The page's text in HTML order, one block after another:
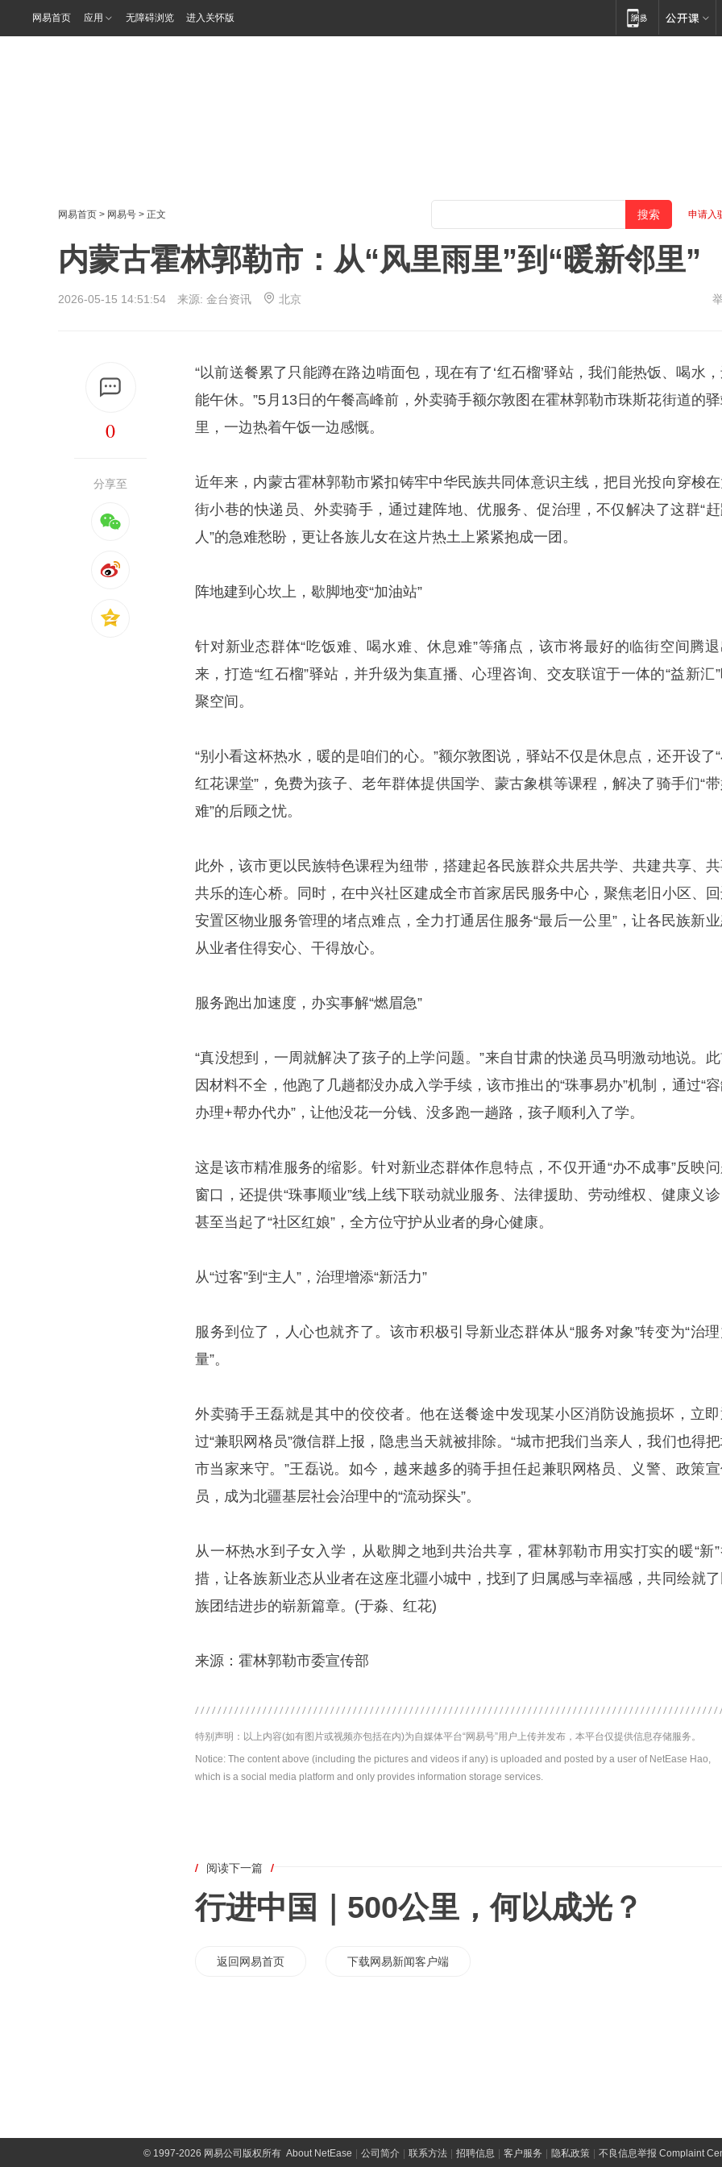
网易首页 应用 无障碍浏览 进入关怀版
网易首页 > 网易号 > 正文 申请入
内蒙古霍林郭勒市：从“风里雨里”到“暖新邻里”
2026-05-15 14:51:54 来源: 金台资讯 北京
0
分享至
“以前送餐累了只能蹲在路边啃面包，现在有了‘红石榴’驿站，我们能热饭、喝水
能午休。”5月13日的午餐高峰前，外卖骑手额尔敦图在霍林郭勒市珠斯花街道的
里，一边热着午饭一边感慨。
近年来，内蒙古霍林郭勒市紧扣铸牢中华民族共同体意识主线，把目光投向穿梭
街小巷的快递员、外卖骑手，通过建阵地、优服务、促治理，不仅解决了这群“
人”的急难愁盼，更让各族儿女在这片热土上紧紧抱成一团。
阵地建到心坎上，歇脚地变“加油站”
针对新业态群体“吃饭难、喝水难、休息难”等痛点，该市将最好的临街空间腾退
来，打造“红石榴”驿站，并升级为集直播、心理咨询、交友联谊于一体的“益新汇
聚空间。
“别小看这杯热水，暖的是咱们的心。”额尔敦图说，驿站不仅是休息点，还开设了
红花课堂”，免费为孩子、老年群体提供国学、蒙古象棋等课程，解决了骑手们“
难”的后顾之忧。
此外，该市更以民族特色课程为纽带，搭建起各民族群众共居共学、共建共享、
共乐的连心桥。同时，在中兴社区建成全市首家居民服务中心，聚焦老旧小区、
安置区物业服务管理的堵点难点，全力打通居住服务“最后一公里”，让各民族新
从业者住得安心、干得放心。
服务跑出加速度，办实事解“燃眉急”
“真没想到，一周就解决了孩子的上学问题。”来自甘肃的快递员马明激动地说。
因材料不全，他跑了几趟都没办成入学手续，该市推出的“珠事易办”机制，通过“
办理+帮办代办”，让他没花一分钱、没多跑一趟路，孩子顺利入了学。
这是该市精准服务的缩影。针对新业态群体作息特点，不仅开通“办不成事”反映
窗口，还提供“珠事顺业”线上线下联动就业服务、法律援助、劳动维权、健康义诊
甚至当起了“社区红娘”，全方位守护从业者的身心健康。
从“过客”到“主人”，治理增添“新活力”
服务到位了，人心也就齐了。该市积极引导新业态群体从“服务对象”转变为“治理
量”。
外卖骑手王磊就是其中的佼佼者。他在送餐途中发现某小区消防设施损坏，立即
过“兼职网格员”微信群上报，隐患当天就被排除。“城市把我们当亲人，我们也得
市当家来守。”王磊说。如今，越来越多的骑手担任起兼职网格员、义警、政策
员，成为北疆基层社会治理中的“流动探头”。
从一杯热水到子女入学，从歇脚之地到共治共享，霍林郭勒市用实打实的暖“新
措，让各族新业态从业者在这座北疆小城中，找到了归属感与幸福感，共同绘就
族团结进步的崭新篇章。(于淼、红花)
来源：霍林郭勒市委宣传部
特别声明：以上内容(如有图片或视频亦包括在内)为自媒体平台“网易号”用户上传并发布，本平台仅提供信息存储服务。
Notice: The content above (including the pictures and videos if any) is uploaded and posted by a user of NetEase Hao,
which is a social media platform and only provides information storage services.
/ 阅读下一篇 /
行进中国｜500公里，何以成光？
返回网易首页 下载网易新闻客户端
©1997-2026 网易公司版权所有 About NetEase 公司简介 联系方法 招聘信息 客户服务 隐私政策 不良信息举报 Complaint